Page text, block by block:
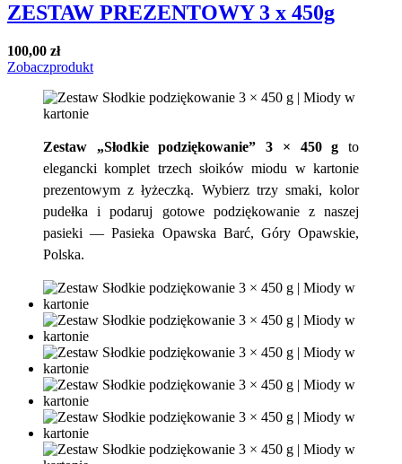
ZESTAW PREZENTOWY 3 x 450g
100,00 zł
Zobaczprodukt
Zestaw „Słodkie podziękowanie” 3 × 450 g to
elegancki komplet trzech słoików miodu w kartonie
prezentowym z łyżeczką. Wybierz trzy smaki, kolor
pudełka i podaruj gotowe podziękowanie z naszej
pasieki — Pasieka Opawska Barć, Góry Opawskie,
Polska.